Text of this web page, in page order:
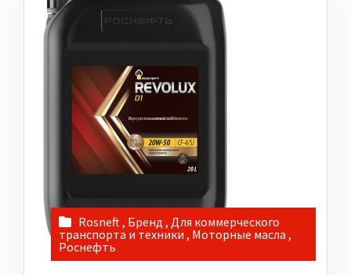
Rosneft, Бренд , Для коммерческого
транспорта и техники , Моторные масла ,
Роснефть